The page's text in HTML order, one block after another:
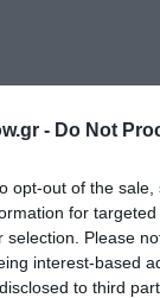
- Do Not
opt-out of the
for
selection. Please
interest-based
to third
Κτεναβός,